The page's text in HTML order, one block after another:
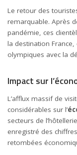
Le retour des
remarquable. Après
pandémie, ces
la destination
olympiques avec la
Impact sur
L’afflux massif de
considérables sur l’
secteurs de
enregistré des
retombées